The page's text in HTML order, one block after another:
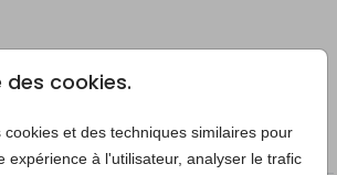
des cookies.
cookies et des techniques similaires pour
expérience à l'utilisateur, analyser le trafic